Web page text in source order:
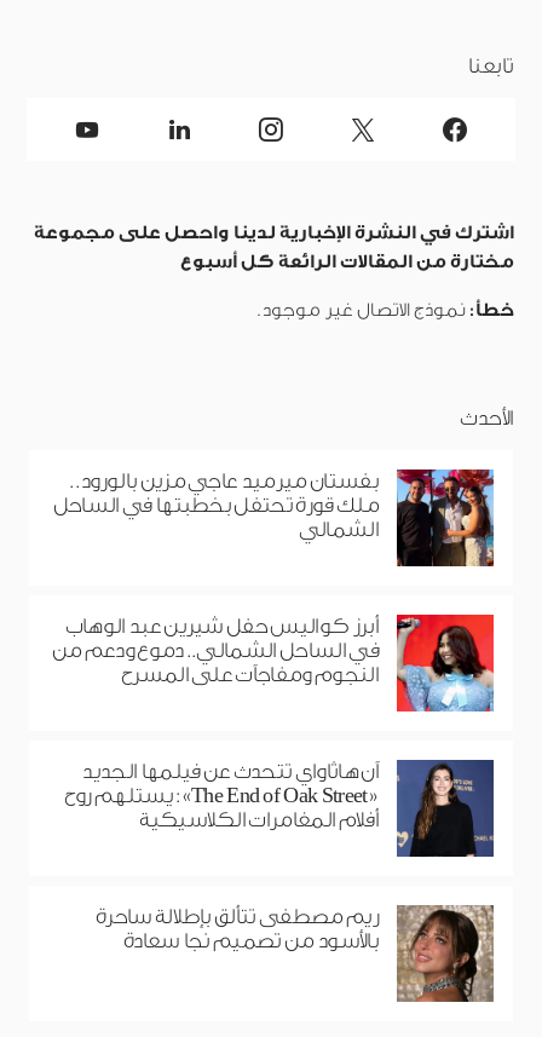
تابعنا
اشترك في النشرة الإخبارية لدينا واحصل على مجموعة
مختارة من المقالات الرائعة كل أسبوع
خطأ: نموذج الاتصال غير موجود.
الأحدث
بفستان ميرميد عاجي مزين بالورود..
ملك قورة تحتفل بخطبتها في الساحل
الشمالي
أبرز كواليس حفل شيرين عبد الوهاب
في الساحل الشمالي.. دموع ودعم من
النجوم ومفاجآت على المسرح
آن هاثاواي تتحدث عن فيلمها الجديد
«The End of Oak Street»: يستلهم روح
أفلام المغامرات الكلاسيكية
ريم مصطفى تتألق بإطلالة ساحرة
بالأسود من تصميم نجا سعادة